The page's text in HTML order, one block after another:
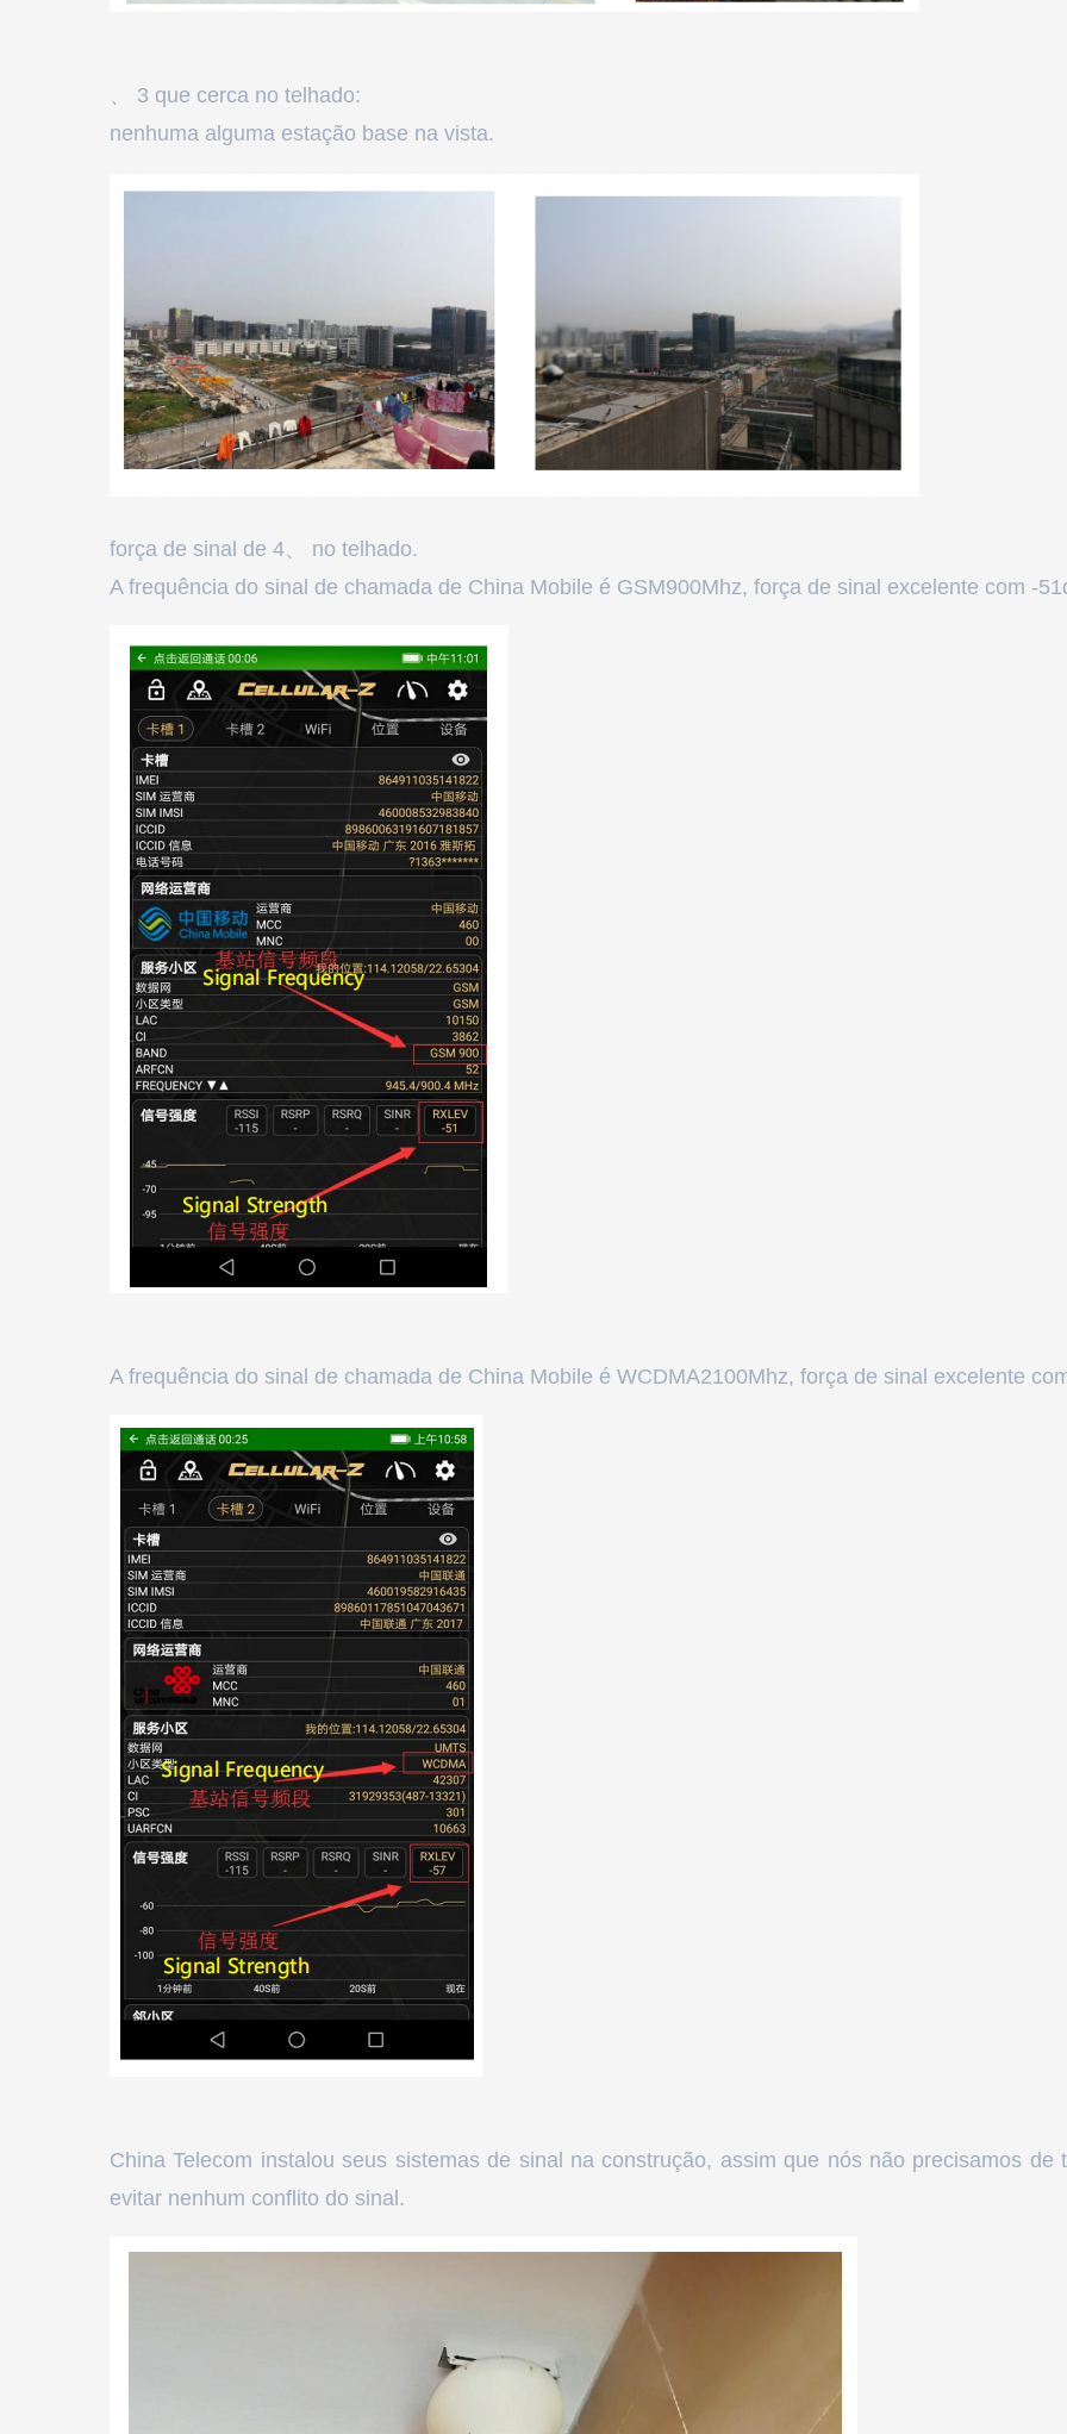
、 3 que cerca no telhado:
nenhuma alguma estação base na vista.
força de sinal de 4、 no telhado.
A frequência do sinal de chamada de China Mobile é GSM900Mhz, força de sinal excelente com -
A frequência do sinal de chamada de China Mobile é WCDMA2100Mhz, força de sinal excelente
China Telecom instalou seus sistemas de sinal na construção, assim que nós não precisamos
evitar nenhum conflito do sinal.